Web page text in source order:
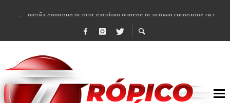
DISEÑA GOBIERNO DE PEPE SALDÍVAR CURSOS DE VERANO ENFOCADOS EN
REFRENDAN LOS 28 DELEGADOS Y 14 COMISARIADOS DE GUADALUPE APOYO A
FORTALECE GOBIERNO DE PEPE SALDÍVAR LA EDUCACIÓN EN LA ZACATECANA
GOBIERNO DE PEPE SALDÍVAR Y GRUPO FEMSA GENERAN MÁS DE 3 MIL EMPLEOS
CUARTA FERIA EXPO AGROPECUARIA TRAJO BENEFICIO DIRECTO A GUADALUPE: